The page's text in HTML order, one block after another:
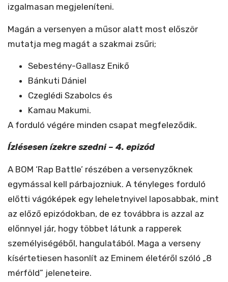
izgalmasan megjeleníteni.
Magán a versenyen a műsor alatt most először
mutatja meg magát a szakmai zsűri;
Sebestény-Gallasz Enikő
Bánkuti Dániel
Czeglédi Szabolcs és
Kamau Makumi.
A forduló végére minden csapat megfeleződik.
Ízlésesen ízekre szedni – 4. epizód
A BOM ‘Rap Battle’ részében a versenyzőknek
egymással kell párbajozniuk. A tényleges forduló
előtti vágóképek egy leheletnyivel laposabbak, mint
az előző epizódokban, de ez továbbra is azzal az
előnnyel jár, hogy többet látunk a rapperek
személyiségéből, hangulatából. Maga a verseny
kísértetiesen hasonlít az Eminem életéről szóló „8
mérföld” jeleneteire.